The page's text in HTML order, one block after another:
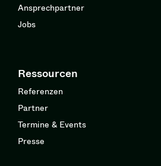
Ansprechpartner
Jobs
Ressourcen
Referenzen
Partner
Termine & Events
Presse